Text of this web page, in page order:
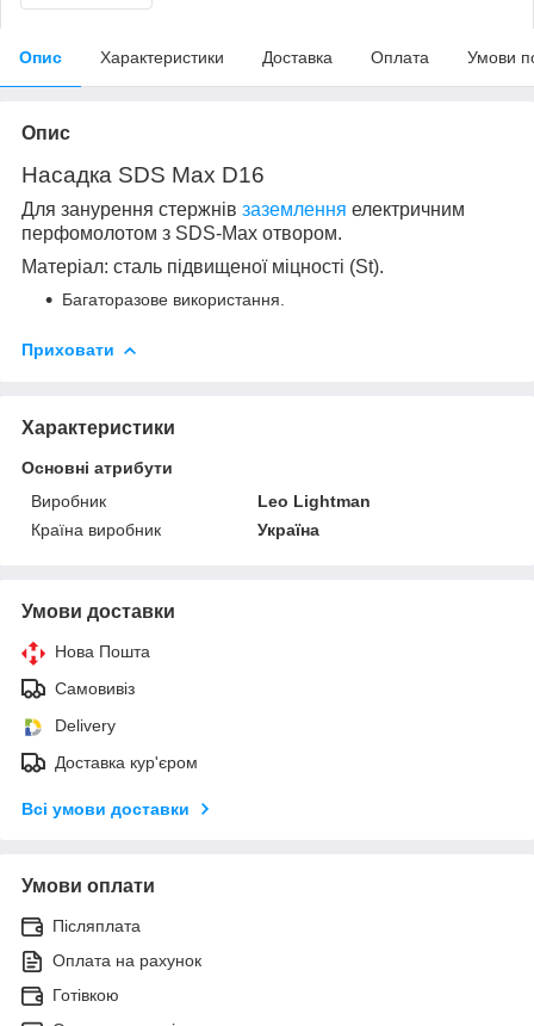
Опис Характеристики Доставка Оплата Умови
Опис
Насадка SDS Max D16
Для занурення стержнів заземлення електричним
перфомолотом з SDS-Max отвором.
Матеріал: сталь підвищеної міцності (St).
Багаторазове використання.
Приховати
Характеристики
Основні атрибути
Виробник
Leo Lightman
Країна виробник
Україна
Умови доставки
Нова Пошта
Самовивіз
Delivery
Доставка кур'єром
Всі умови доставки
Умови оплати
Післяплата
Оплата на рахунок
Готівкою